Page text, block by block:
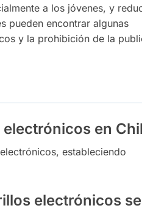
a los jóvenes, y
pueden encontrar algunas
y la prohibición de la
en
estableciendo
electrónicos